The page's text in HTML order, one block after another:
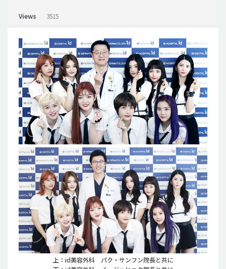
idニュース
病院紹介
安全整形
料金一覧
ご相談のお問い合わせ
Views 3515
上：id美容外科 パク・サンフン院長と共に